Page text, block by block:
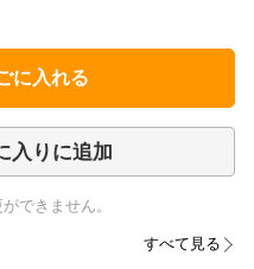
に入れる
入りに追加
できません。
すべて見る